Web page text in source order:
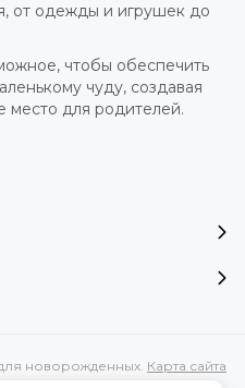
от одежды и игрушек до
чтобы обеспечить
чуду, создавая
место для родителей.
новорожденных. Карта сайта